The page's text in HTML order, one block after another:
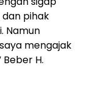
pihak
Namun
mengajak
H.